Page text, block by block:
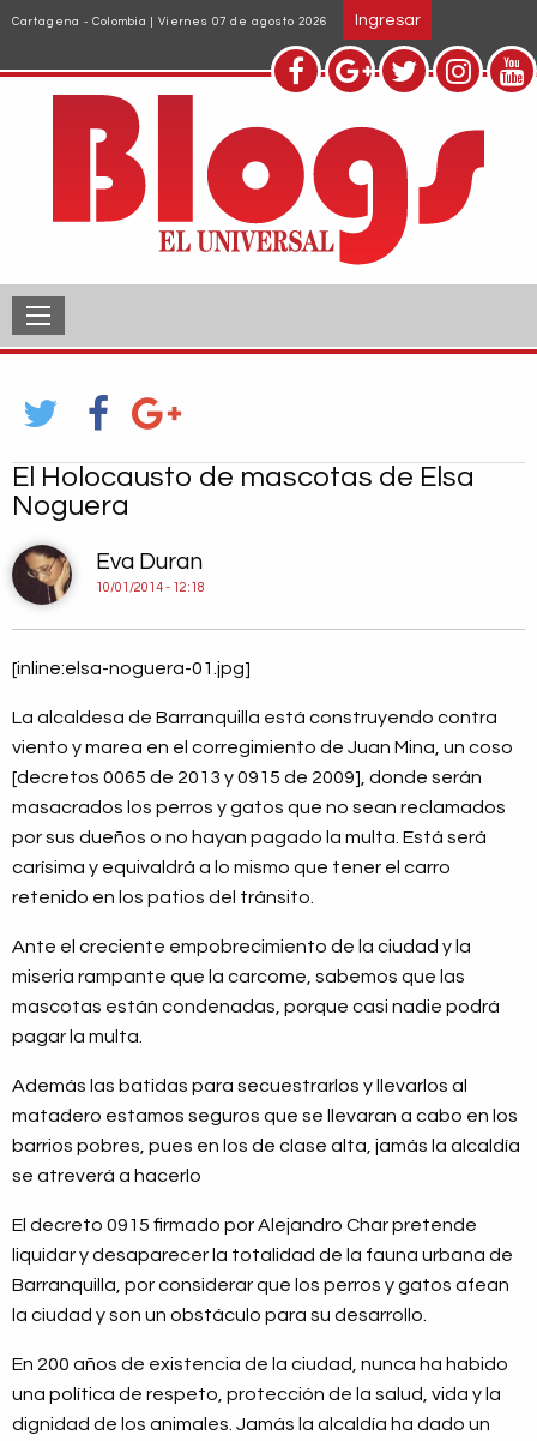
Pasar
contenido
principal
Cartagena - Colombia | Viernes 07 de agosto 2026 Ingresar
El Holocausto de mascotas de Elsa
Noguera
Eva Duran
10/01/2014 - 12:18
[inline:elsa-noguera-01.jpg]
La alcaldesa de Barranquilla está construyendo contra
viento y marea en el corregimiento de Juan Mina, un coso
[decretos 0065 de 2013 y 0915 de 2009], donde serán
masacrados los perros y gatos que no sean reclamados
por sus dueños o no hayan pagado la multa. Está será
carísima y equivaldrá a lo mismo que tener el carro
retenido en los patios del tránsito.
Ante el creciente empobrecimiento de la ciudad y la
miseria rampante que la carcome, sabemos que las
mascotas están condenadas, porque casi nadie podrá
pagar la multa.
Además las batidas para secuestrarlos y llevarlos al
matadero estamos seguros que se llevaran a cabo en los
barrios pobres, pues en los de clase alta, jamás la alcaldía
se atreverá a hacerlo
El decreto 0915 firmado por Alejandro Char pretende
liquidar y desaparecer la totalidad de la fauna urbana de
Barranquilla, por considerar que los perros y gatos afean
la ciudad y son un obstáculo para su desarrollo.
En 200 años de existencia de la ciudad, nunca ha habido
una política de respeto, protección de la salud, vida y la
dignidad de los animales. Jamás la alcaldía ha dado un